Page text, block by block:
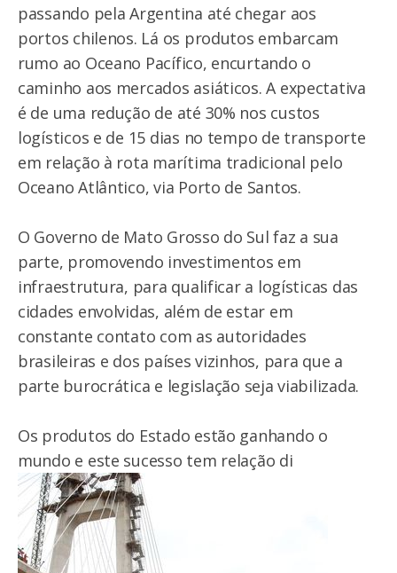
passando pela Argentina até chegar aos
portos chilenos. Lá os produtos embarcam
rumo ao Oceano Pacífico, encurtando o
caminho aos mercados asiáticos. A expectativa
é de uma redução de até 30% nos custos
logísticos e de 15 dias no tempo de transporte
em relação à rota marítima tradicional pelo
Oceano Atlântico, via Porto de Santos.
O Governo de Mato Grosso do Sul faz a sua
parte, promovendo investimentos em
infraestrutura, para qualificar a logísticas das
cidades envolvidas, além de estar em
constante contato com as autoridades
brasileiras e dos países vizinhos, para que a
parte burocrática e legislação seja viabilizada.
Os produtos do Estado estão ganhando o
mundo e este sucesso tem relação di